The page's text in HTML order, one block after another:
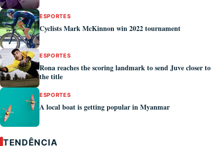
ESPORTES
Cyclists Mark McKinnon win 2022 tournament
ESPORTES
Rona reaches the scoring landmark to send Juve closer to
the title
ESPORTES
A local boat is getting popular in Myanmar
TENDÊNCIA